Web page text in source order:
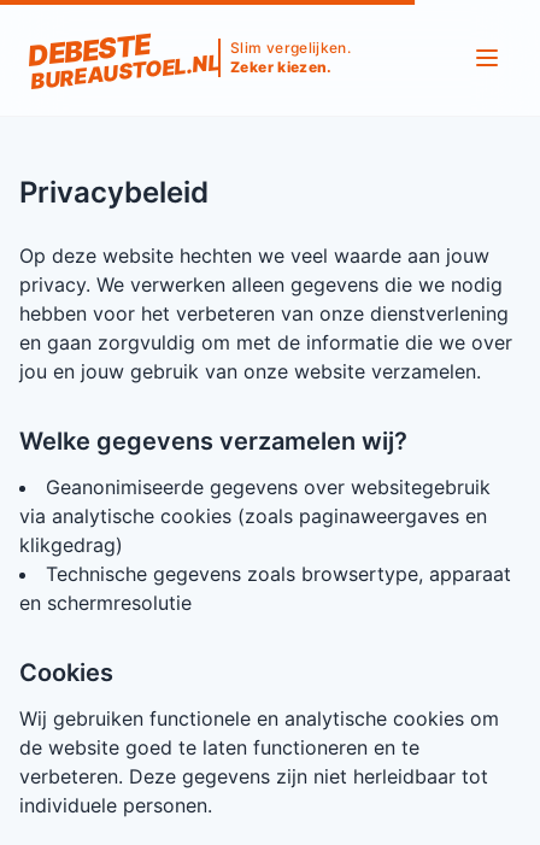
DEBESTE
BUREAUSTOEL.NL
Slim vergelijken.
Zeker kiezen.
Privacybeleid
Op deze website hechten we veel waarde aan jouw
privacy. We verwerken alleen gegevens die we nodig
hebben voor het verbeteren van onze dienstverlening
en gaan zorgvuldig om met de informatie die we over
jou en jouw gebruik van onze website verzamelen.
Welke gegevens verzamelen wij?
Geanonimiseerde gegevens over websitegebruik
via analytische cookies (zoals paginaweergaves en
klikgedrag)
Technische gegevens zoals browsertype, apparaat
en schermresolutie
Cookies
Wij gebruiken functionele en analytische cookies om
de website goed te laten functioneren en te
verbeteren. Deze gegevens zijn niet herleidbaar tot
individuele personen.